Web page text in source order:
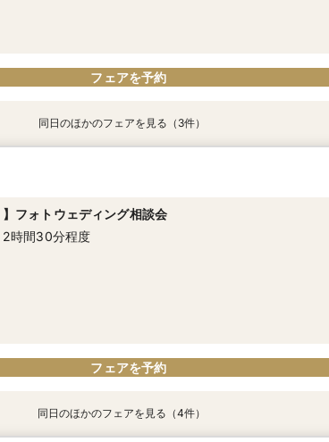
フェアを予約
同日のほかのフェアを見る（3件）
】フォトウェディング相談会
2時間30分程度
フェアを予約
同日のほかのフェアを見る（4件）